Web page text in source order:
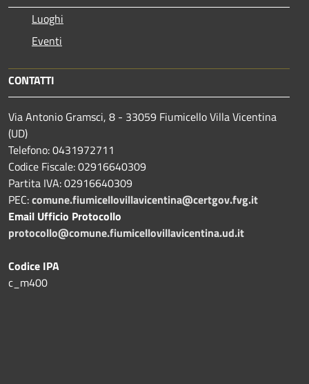
Luoghi
Eventi
CONTATTI
Via Antonio Gramsci, 8 - 33059 Fiumicello Villa Vicentina
(UD)
Telefono: 0431972711
Codice Fiscale: 02916640309
Partita IVA: 02916640309
PEC:comune.fiumicellovillavicentina@certgov.fvg.it
Email Ufficio Protocollo
protocollo@comune.fiumicellovillavicentina.ud.it
Codice IPA
c_m400